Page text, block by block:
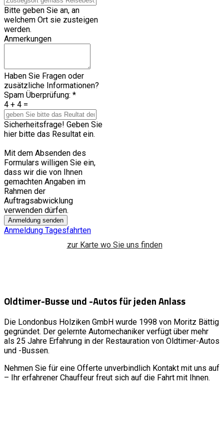
Bitte geben Sie an, an
welchem Ort sie zusteigen
werden.
Anmerkungen
Haben Sie Fragen oder
zusätzliche Informationen?
Spam Überprüfung: *
4 + 4 =
Sicherheitsfrage! Geben Sie
hier bitte das Resultat ein.
Mit dem Absenden des
Formulars willigen Sie ein,
dass wir die von Ihnen
gemachten Angaben im
Rahmen der
Auftragsabwicklung
verwenden dürfen.
Anmeldung senden
Anmeldung Tagesfahrten
zur Karte wo Sie uns finden
Oldtimer-Busse und -Autos für jeden Anlass
Die Londonbus Holziken GmbH wurde 1998 von Moritz Bättig
gegründet. Der gelernte Automechaniker verfügt über mehr
als 25 Jahre Erfahrung in der Restauration von Oldtimer-Autos
und -Bussen.
Nehmen Sie für eine Offerte unverbindlich Kontakt mit uns auf
– Ihr erfahrener Chauffeur freut sich auf die Fahrt mit Ihnen.